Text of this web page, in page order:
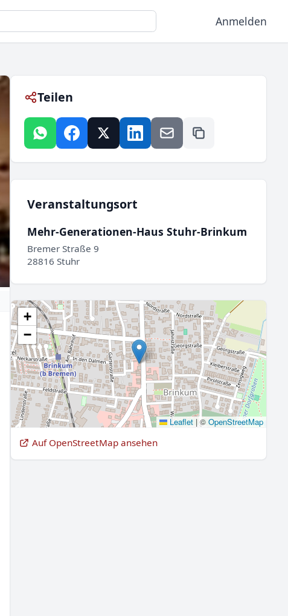
Anmelden
Teilen
Veranstaltungsort
Mehr-Generationen-Haus Stuhr-Brinkum
Bremer Straße 9
28816 Stuhr
+
−
Leaflet |© OpenStreetMap
Auf OpenStreetMap ansehen